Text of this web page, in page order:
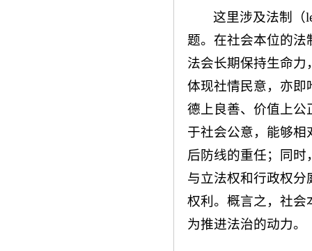
这里涉及法制（
题。在社会本位的
法会长期保持生命
体现社情民意，亦即
德上良善、价值上公
于社会公意，能够
后防线的重任；同
与立法权和行政权
权利。概言之，社会
为推进法治的动力。